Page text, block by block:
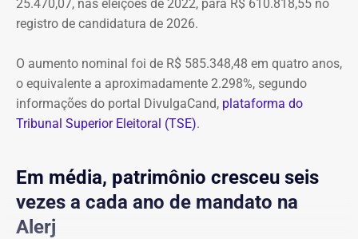
25.470,07, nas eleições de 2022, para R$ 610.818,55 no
registro de candidatura de 2026.
O aumento nominal foi de R$ 585.348,48 em quatro anos,
o equivalente a aproximadamente 2.298%, segundo
informações do portal DivulgaCand, plataforma do
Tribunal Superior Eleitoral (TSE).
Em média, patrimônio cresceu seis
vezes a cada ano de mandato na
Alerj